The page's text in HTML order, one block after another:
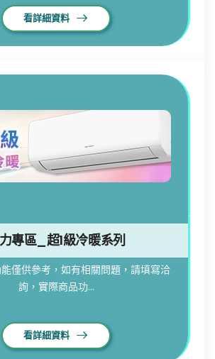
看詳細資料
專區_超1級冷暖系列
僅供參考，如有相關問題，請填寫洽
詢，實際商品功...
看詳細資料